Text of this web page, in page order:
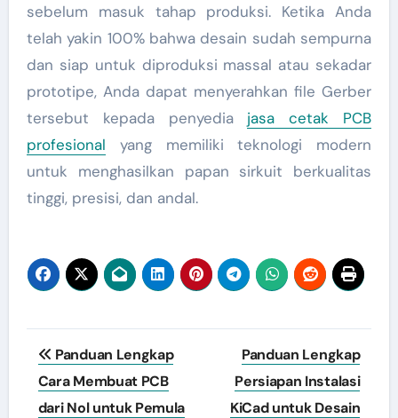
sebelum masuk tahap produksi. Ketika Anda
telah yakin 100% bahwa desain sudah sempurna
dan siap untuk diproduksi massal atau sekadar
prototipe, Anda dapat menyerahkan file Gerber
tersebut kepada penyedia jasa cetak PCB
profesional yang memiliki teknologi modern
untuk menghasilkan papan sirkuit berkualitas
tinggi, presisi, dan andal.
Post
navigation
Panduan Lengkap
Cara Membuat PCB
dari Nol untuk Pemula
Panduan Lengkap
Persiapan Instalasi
KiCad untuk Desain